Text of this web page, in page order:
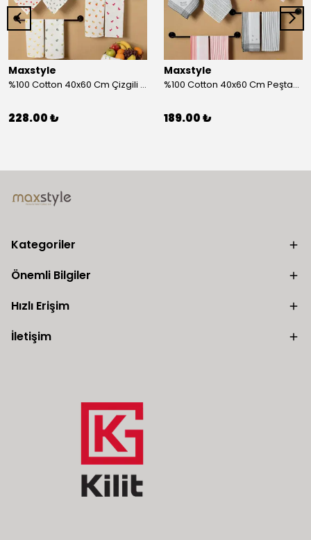
Maxstyle
%100 Cotton 40x60 Cm Çizgili Peştemal Kurulama Bezi 2 Li Set
228.00 ₺
Maxstyle
%100 Cotton 40x60 Cm Peştamal Kurulama Bezi 4 Lü Set
189.00 ₺
Kategoriler
Önemli Bilgiler
Hızlı Erişim
İletişim